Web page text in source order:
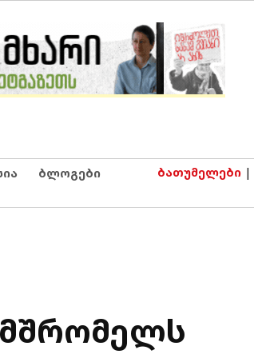
ბლოგები ბათუმელები |